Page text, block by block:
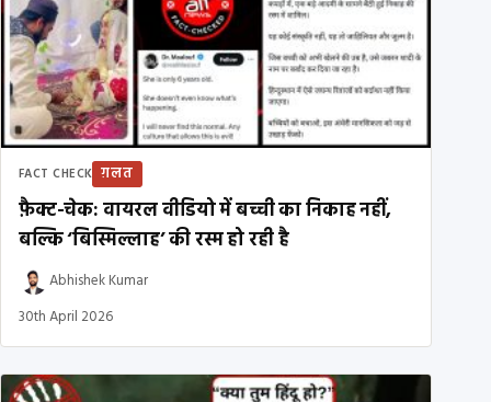
FACT CHECK ग़लत
फ़ैक्ट-चेक: वायरल वीडियो में बच्ची का निकाह नहीं,
बल्कि ‘बिस्मिल्लाह’ की रस्म हो रही है
Abhishek Kumar
30th April 2026